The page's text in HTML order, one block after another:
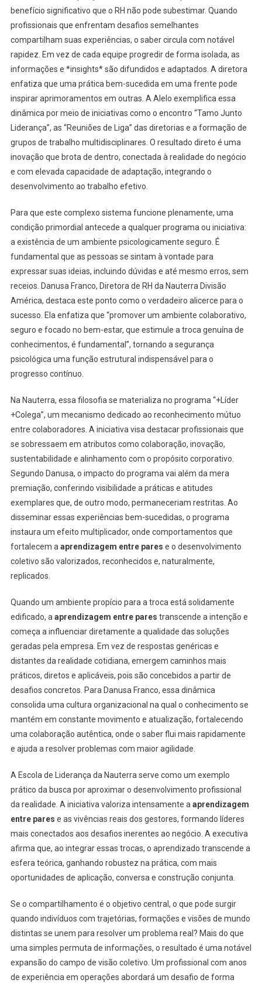
benefício significativo que o RH não pode subestimar. Quando
profissionais que enfrentam desafios semelhantes
compartilham suas experiências, o saber circula com notável
rapidez. Em vez de cada equipe progredir de forma isolada, as
informações e *insights* são difundidos e adaptados. A diretora
enfatiza que uma prática bem-sucedida em uma frente pode
inspirar aprimoramentos em outras. A Alelo exemplifica essa
dinâmica por meio de iniciativas como o encontro “Tamo Junto
Liderança”, as “Reuniões de Liga” das diretorias e a formação de
grupos de trabalho multidisciplinares. O resultado direto é uma
inovação que brota de dentro, conectada à realidade do negócio
e com elevada capacidade de adaptação, integrando o
desenvolvimento ao trabalho efetivo.
Para que este complexo sistema funcione plenamente, uma
condição primordial antecede a qualquer programa ou iniciativa:
a existência de um ambiente psicologicamente seguro. É
fundamental que as pessoas se sintam à vontade para
expressar suas ideias, incluindo dúvidas e até mesmo erros, sem
receios. Danusa Franco, Diretora de RH da Nauterra Divisão
América, destaca este ponto como o verdadeiro alicerce para o
sucesso. Ela enfatiza que “promover um ambiente colaborativo,
seguro e focado no bem-estar, que estimule a troca genuína de
conhecimentos, é fundamental”, tornando a segurança
psicológica uma função estrutural indispensável para o
progresso contínuo.
Na Nauterra, essa filosofia se materializa no programa “+Líder
+Colega”, um mecanismo dedicado ao reconhecimento mútuo
entre colaboradores. A iniciativa visa destacar profissionais que
se sobressaem em atributos como colaboração, inovação,
sustentabilidade e alinhamento com o propósito corporativo.
Segundo Danusa, o impacto do programa vai além da mera
premiação, conferindo visibilidade a práticas e atitudes
exemplares que, de outro modo, permaneceriam restritas. Ao
disseminar essas experiências bem-sucedidas, o programa
instaura um efeito multiplicador, onde comportamentos que
fortalecem a aprendizagem entre pares e o desenvolvimento
coletivo são valorizados, reconhecidos e, naturalmente,
replicados.
Quando um ambiente propício para a troca está solidamente
edificado, a aprendizagem entre pares transcende a intenção e
começa a influenciar diretamente a qualidade das soluções
geradas pela empresa. Em vez de respostas genéricas e
distantes da realidade cotidiana, emergem caminhos mais
práticos, diretos e aplicáveis, pois são concebidos a partir de
desafios concretos. Para Danusa Franco, essa dinâmica
consolida uma cultura organizacional na qual o conhecimento se
mantém em constante movimento e atualização, fortalecendo
uma colaboração autêntica, onde o saber flui mais rapidamente
e ajuda a resolver problemas com maior agilidade.
A Escola de Liderança da Nauterra serve como um exemplo
prático da busca por aproximar o desenvolvimento profissional
da realidade. A iniciativa valoriza intensamente a aprendizagem
entre pares e as vivências reais dos gestores, formando líderes
mais conectados aos desafios inerentes ao negócio. A executiva
afirma que, ao integrar essas trocas, o aprendizado transcende a
esfera teórica, ganhando robustez na prática, com mais
oportunidades de aplicação, conversa e construção conjunta.
Se o compartilhamento é o objetivo central, o que pode surgir
quando indivíduos com trajetórias, formações e visões de mundo
distintas se unem para resolver um problema real? Mais do que
uma simples permuta de informações, o resultado é uma notável
expansão do campo de visão coletivo. Um profissional com anos
de experiência em operações abordará um desafio de forma